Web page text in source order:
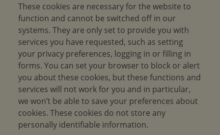
These cookies are necessary for the website to
function and cannot be switched off in our
systems. They are only set to provide you with
services you have requested, such as setting
your privacy preferences, logging in or filling in
forms. You can set your browser to block or alert
you about these cookies, but these functions and
services will not work for you and in particular,
we won’t be able to save your preferences about
cookies. These cookies do not store any
personally identifiable information.